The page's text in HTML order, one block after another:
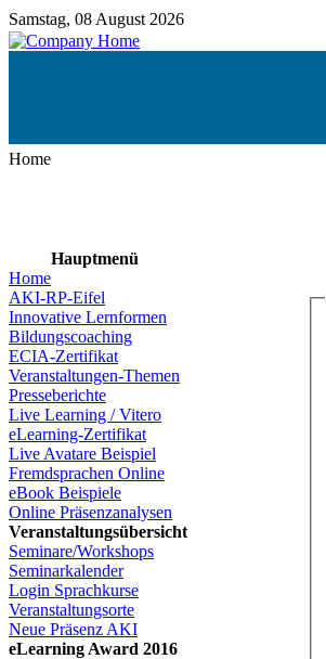
Samstag, 08 August 2026
Home
Hauptmenü
Home
AKI-RP-Eifel
Innovative Lernformen
Bildungscoaching
ECIA-Zertifikat
Veranstaltungen-Themen
Presseberichte
Live Learning / Vitero
eLearning-Zertifikat
Live Avatare Beispiel
Fremdsprachen Online
eBook Beispiele
Online Präsenzanalysen
Veranstaltungsübersicht
Seminare/Workshops
Seminarkalender
Login Sprachkurse
Veranstaltungsorte
Neue Präsenz AKI
eLearning Award 2016